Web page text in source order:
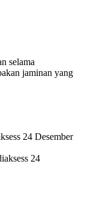
selama
jaminan yang
24 Desember
24